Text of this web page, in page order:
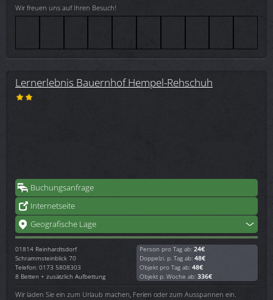
Wir freuen uns auf Ihren Besuch!
Lernerlebnis Bauernhof Hempel-Rehschuh
Buchungsanfrage
Internetseite
Geografische Lage
01814 Reinhardtsdorf
Schrammsteinblick 70
Telefon: 0173 5808303
8 Betten + zusätzlich Aufbettung
Person pro Tag ab: 24€
Doppelzi. p. Tag ab: 48€
Objekt pro Tag ab: 48€
Objekt p. Woche ab: 336€
Wir laden Sie ein zum Urlaub machen, Ferien oder zum Ausspannen ein.